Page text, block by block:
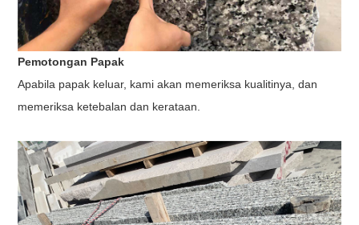
Pemotongan Papak
Apabila papak keluar, kami akan memeriksa kualitinya, dan
memeriksa ketebalan dan kerataan.